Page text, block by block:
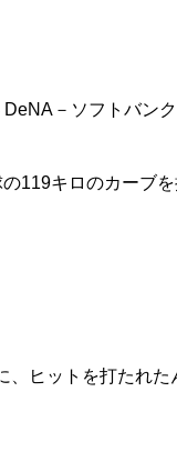
－ソフトバン
119キロのカーブを
ヒットを打たれた